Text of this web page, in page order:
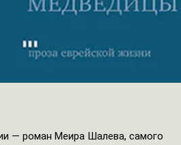
— роман Меира Шалева, самого